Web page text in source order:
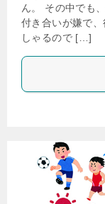
ん。 その中でも
付き合いが嫌で
しゃるので […]